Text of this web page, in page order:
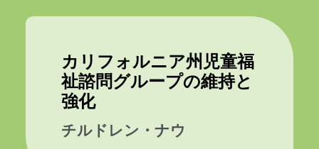
カリフォルニア州児童福
祉諮問グループの維持と
強化
チルドレン・ナウ